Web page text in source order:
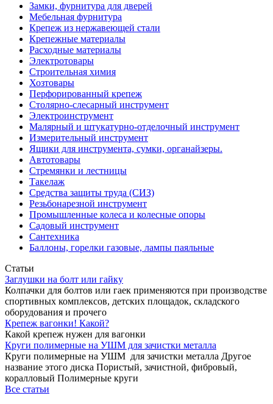
Замки, фурнитура для дверей
Мебельная фурнитура
Крепеж из нержавеющей стали
Крепежные материалы
Расходные материалы
Электротовары
Строительная химия
Хозтовары
Перфорированный крепеж
Столярно-слесарный инструмент
Электроинструмент
Малярный и штукатурно-отделочный инструмент
Измерительный инструмент
Ящики для инструмента, сумки, органайзеры.
Автотовары
Стремянки и лестницы
Такелаж
Средства защиты труда (СИЗ)
Резьбонарезной инструмент
Промышленные колеса и колесные опоры
Садовый инструмент
Сантехника
Баллоны, горелки газовые, лампы паяльные
Статьи
Заглушки на болт или гайку
Колпачки для болтов или гаек применяются при производстве
спортивных комплексов, детских площадок, складского
оборудования и прочего
Крепеж вагонки! Какой?
Какой крепеж нужен для вагонки
Круги полимерные на УШМ для зачистки металла
Круги полимерные на УШМ для зачистки металла Другое
название этого диска Пористый, зачистной, фибровый,
коралловый Полимерные круги
Все статьи